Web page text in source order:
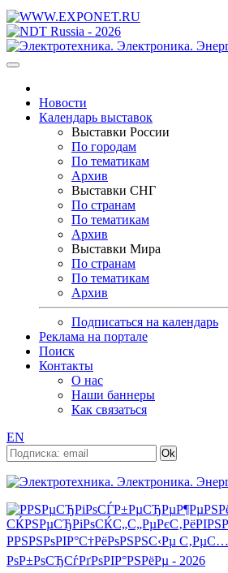
Новости
Календарь выставок
Выставки России
По городам
По тематикам
Архив
Выставки СНГ
По странам
По тематикам
Архив
Выставки Мира
По странам
По тематикам
Архив
Подписаться на календарь
Реклама на портале
Поиск
Контакты
О нас
Наши баннеры
Как связаться
EN